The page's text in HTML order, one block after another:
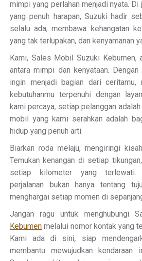
mimpi yang perlahan menjadi nyata. Di
yang penuh harapan, Suzuki hadir
selalu ada, membawa kehangatan
yang tak terlupakan, dan kenyamanan
Kami, Sales Mobil Suzuki Kebumen,
antara mimpi dan kenyataan.
ingin menjadi bagian dari ceritamu,
kebutuhanmu terpenuhi dengan
kami percaya, setiap pelanggan
mobil yang kami serahkan adalah
hidup yang penuh arti.
Biarkan roda melaju, mengiringi
Temukan kenangan di setiap
setiap kilometer yang terlewati.
perjalanan bukan hanya tentang
menghargai setiap momen di
Jangan ragu untuk menghubungi
Kebumen melalui nomor kontak yang
Kami ada di sini, siap
membantu mewujudkan kendaraan